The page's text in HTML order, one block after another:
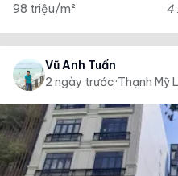
98 triệu/m² 4
Vũ Anh Tuấn
2 ngày trước·Thạnh Mỹ